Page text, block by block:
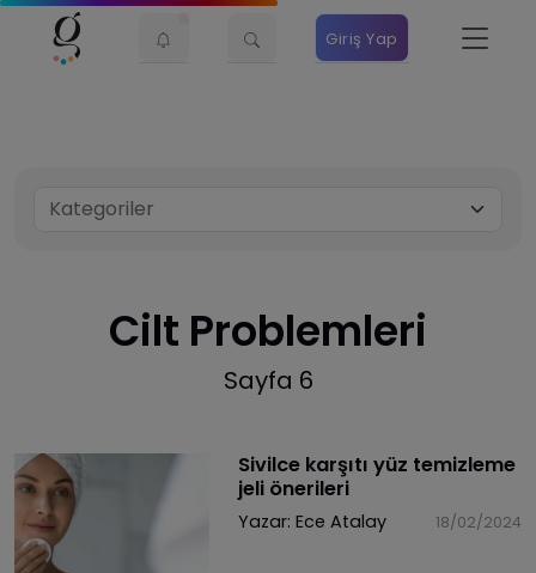
Giriş Yap
Cilt Problemleri
Sayfa 6
Sivilce karşıtı yüz temizleme
jeli önerileri
Yazar: Ece Atalay 18/02/2024